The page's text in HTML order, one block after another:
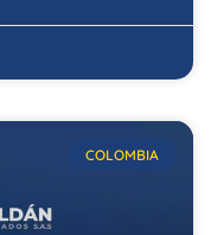
COLOMBIA